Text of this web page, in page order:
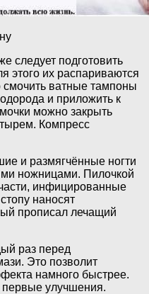
следует подготовить
этого их распариваются
ватные тампоны
и приложить к
можно закрыть
Компресс
и размягчённые ногти
ножницами. Пилочкой
инфицированные
наносят
прописал лечащий
раз перед
Это позволит
намного быстрее.
первые улучшения.